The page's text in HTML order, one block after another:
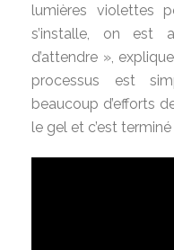
lumières violettes
s’installe, on est
d’attendre »,
processus est
beaucoup d’efforts
le gel et c’est